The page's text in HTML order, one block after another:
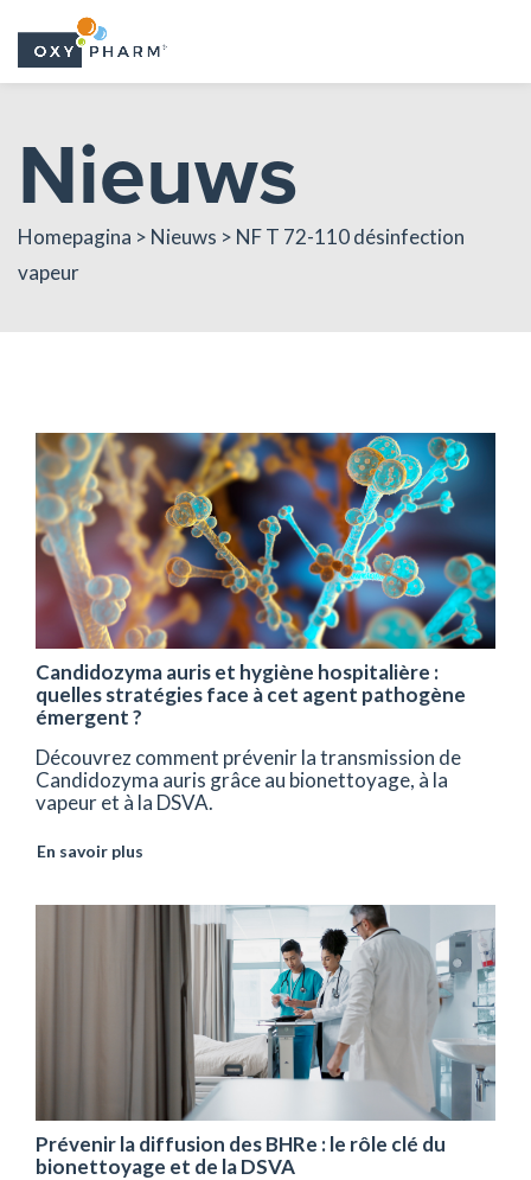
content
Nieuws
Homepagina > Nieuws > NF T 72-110 désinfection
vapeur
Candidozyma auris et hygiène hospitalière :
quelles stratégies face à cet agent pathogène
émergent ?
Découvrez comment prévenir la transmission de
Candidozyma auris grâce au bionettoyage, à la
vapeur et à la DSVA.
En savoir plus
Prévenir la diffusion des BHRe : le rôle clé du
bionettoyage et de la DSVA